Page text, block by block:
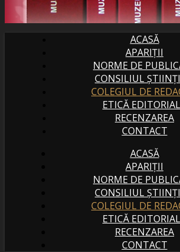
ACASĂ
APARIȚII
NORME DE
CONSILIUL
COLEGIUL DE
ETICĂ
RECENZAREA
CONTACT
ACASĂ
APARIȚII
NORME DE
CONSILIUL
COLEGIUL DE
ETICĂ
RECENZAREA
CONTACT